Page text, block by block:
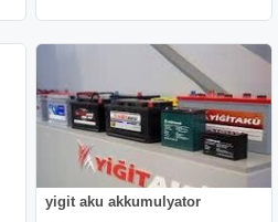
yigit aku akkumulyator